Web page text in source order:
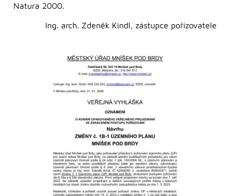
Natura 2000.
Ing. arch. Zdeněk Kindl, zástupce pořizovatele